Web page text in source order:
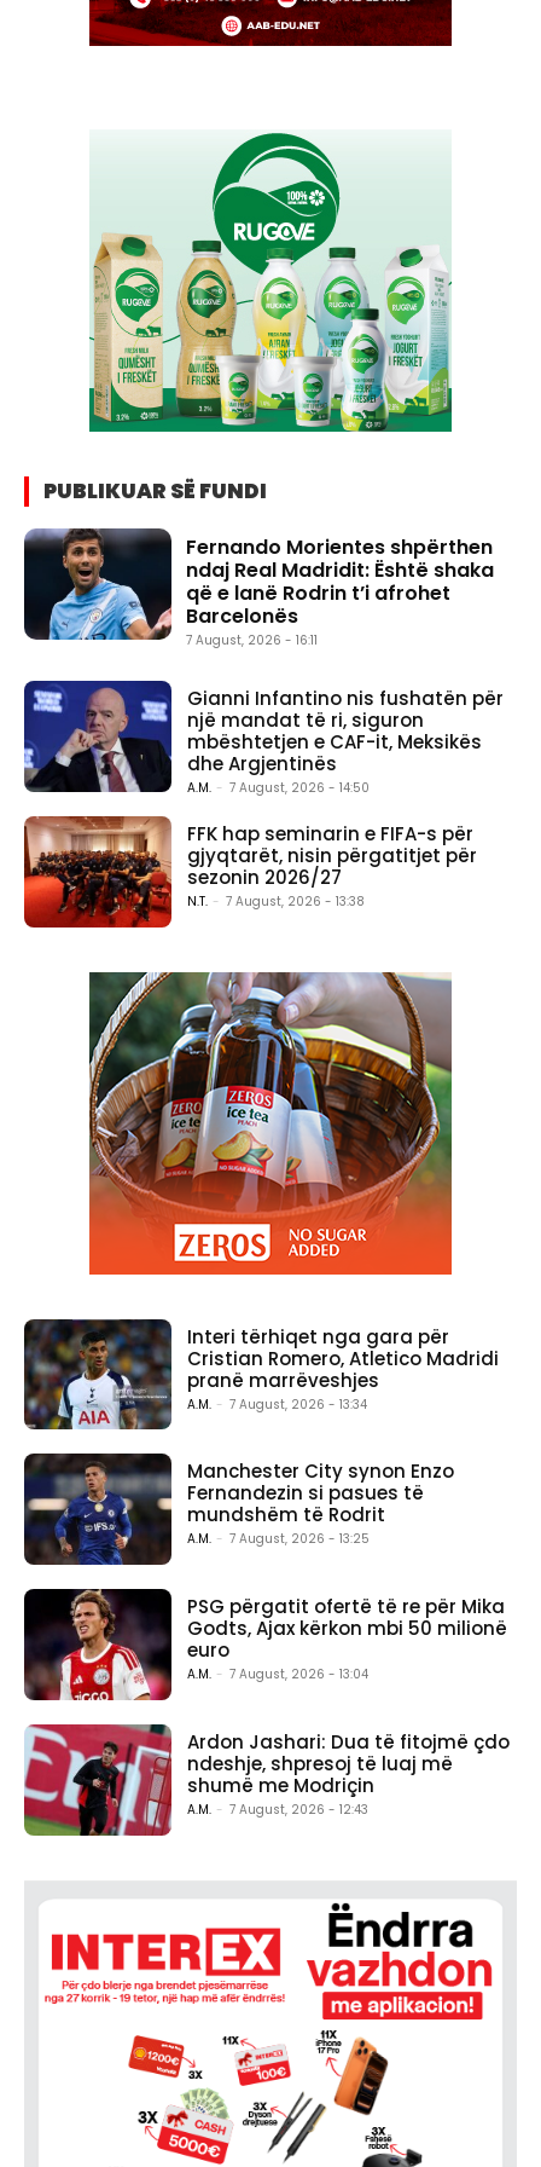
PUBLIKUAR SË FUNDI
Fernando Morientes shpërthen
ndaj Real Madridit: Është shaka
që e lanë Rodrin t’i afrohet
Barcelonës
7 August, 2026 - 16:11
Gianni Infantino nis fushatën për
një mandat të ri, siguron
mbështetjen e CAF-it, Meksikës
dhe Argjentinës
A.M. - 7 August, 2026 - 14:50
FFK hap seminarin e FIFA-s për
gjyqtarët, nisin përgatitjet për
sezonin 2026/27
N.T. - 7 August, 2026 - 13:38
Interi tërhiqet nga gara për
Cristian Romero, Atletico Madridi
pranë marrëveshjes
A.M. - 7 August, 2026 - 13:34
Manchester City synon Enzo
Fernandezin si pasues të
mundshëm të Rodrit
A.M. - 7 August, 2026 - 13:25
PSG përgatit ofertë të re për Mika
Godts, Ajax kërkon mbi 50 milionë
euro
A.M. - 7 August, 2026 - 13:04
Ardon Jashari: Dua të fitojmë çdo
ndeshje, shpresoj të luaj më
shumë me Modriçin
A.M. - 7 August, 2026 - 12:43